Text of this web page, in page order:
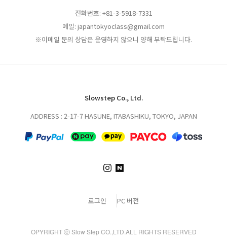
전화번호: +81-3-5918-7331
메일: japantokyoclass@gmail.com
※이메일 문의 상담은 운영하지 않으니 양해 부탁드립니다.
Slowstep Co., Ltd.
ADDRESS : 2-17-7 HASUNE, ITABASHIKU, TOKYO, JAPAN
로그인 PC 버전
OPYRIGHT ⓒ Slow Step CO.,LTD.ALL RIGHTS RESERVED